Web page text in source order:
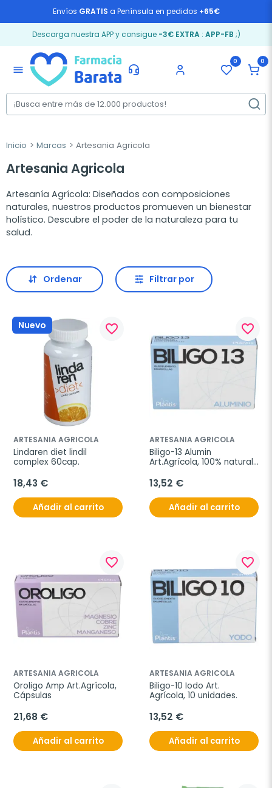
Envíos GRATIS a Península en pedidos +65€
Descarga nuestra APP y consigue -3€ EXTRA: APP-FB ;)
menu
0 0
Inicio Marcas Artesania Agricola
Artesania Agricola
Artesanía Agrícola: Diseñados con composiciones
naturales, nuestros productos promueven un bienestar
holístico. Descubre el poder de la naturaleza para tu
salud.
Ordenar Filtrar por
Nuevo favorite_border
ARTESANIA AGRICOLA
Lindaren diet lindil
complex 60cap.
18,43 €
Añadir al carrito
favorite_border
ARTESANIA AGRICOLA
Biligo-13 Alumin
Art.Agrícola, 100% natural,
13,52 €
Añadir al carrito
favorite_border
ARTESANIA AGRICOLA
Oroligo Amp Art.Agrícola,
Cápsulas
21,68 €
Añadir al carrito
favorite_border
ARTESANIA AGRICOLA
Biligo-10 Iodo Art.
Agrícola, 10 unidades.
13,52 €
Añadir al carrito